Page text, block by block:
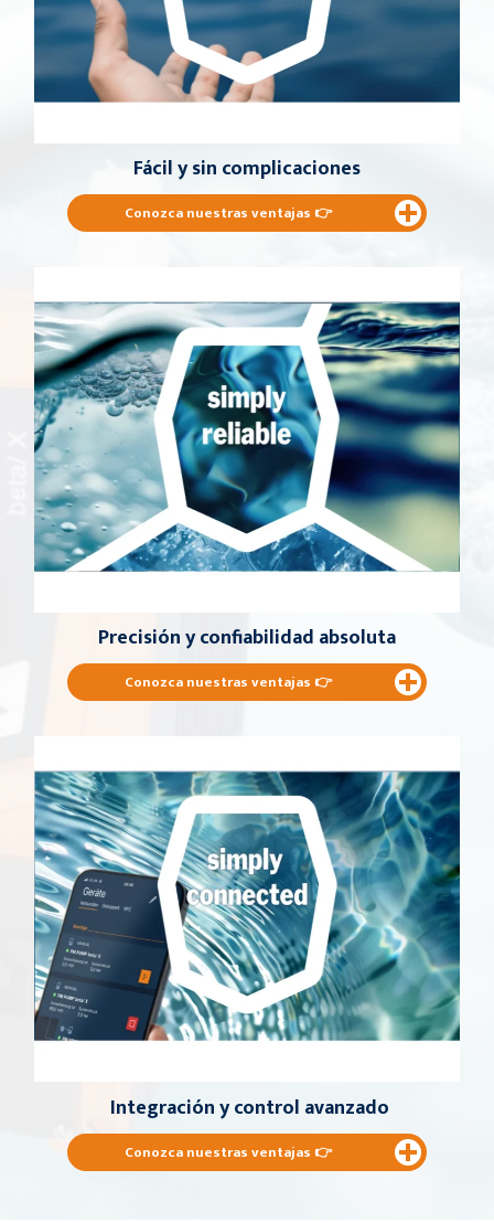
Fácil y sin complicaciones
Conozca nuestras ventajas👉
Precisión y confiabilidad absoluta
Conozca nuestras ventajas👉
Integración y control avanzado
Conozca nuestras ventajas👉